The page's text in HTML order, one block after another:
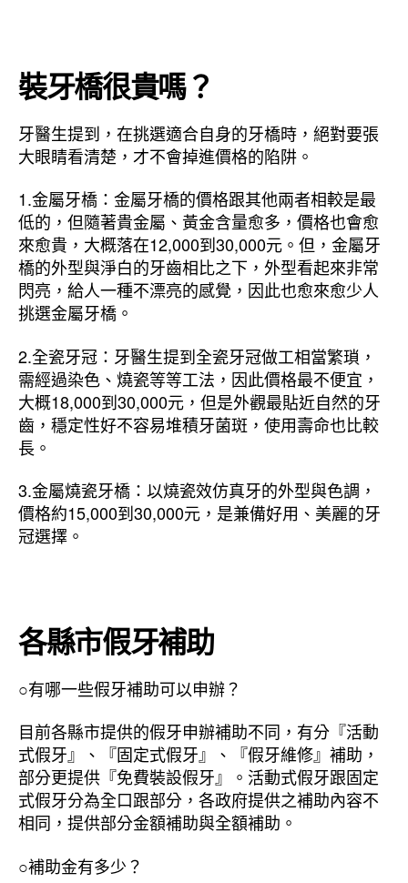
裝牙橋很貴嗎？
牙醫生提到，在挑選適合自身的牙橋時，絕對要張
大眼睛看清楚，才不會掉進價格的陷阱。
1.金屬牙橋：金屬牙橋的價格跟其他兩者相較是最
低的，但隨著貴金屬、黃金含量愈多，價格也會愈
來愈貴，大概落在12,000到30,000元。但，金屬牙
橋的外型與淨白的牙齒相比之下，外型看起來非常
閃亮，給人一種不漂亮的感覺，因此也愈來愈少人
挑選金屬牙橋。
2.全瓷牙冠：牙醫生提到全瓷牙冠做工相當繁瑣，
需經過染色、燒瓷等等工法，因此價格最不便宜，
大概18,000到30,000元，但是外觀最貼近自然的牙
齒，穩定性好不容易堆積牙菌斑，使用壽命也比較
長。
3.金屬燒瓷牙橋：以燒瓷效仿真牙的外型與色調，
價格約15,000到30,000元，是兼備好用、美麗的牙
冠選擇。
各縣市假牙補助
○有哪一些假牙補助可以申辦？
目前各縣市提供的假牙申辦補助不同，有分『活動
式假牙』、『固定式假牙』、『假牙維修』補助，
部分更提供『免費裝設假牙』。活動式假牙跟固定
式假牙分為全口跟部分，各政府提供之補助內容不
相同，提供部分金額補助與全額補助。
○補助金有多少？